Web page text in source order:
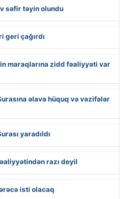
səfir təyin olundu
geri çağırdı
maraqlarına zidd fəaliyyəti var
əlavə hüquq və vəzifələr
yaradıldı
razı deyil
isti olacaq